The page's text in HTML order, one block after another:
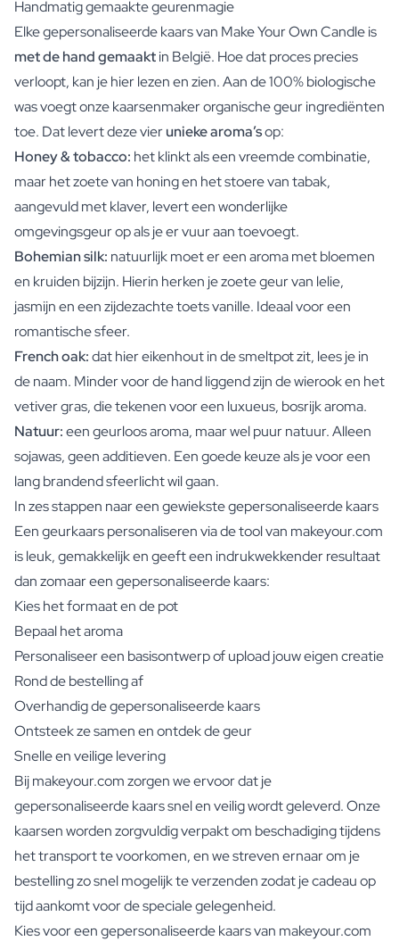
Handmatig gemaakte geurenmagie
Elke gepersonaliseerde kaars van Make Your Own Candle is
met de hand gemaaktin België. Hoe dat proces precies
verloopt, kan je hier lezen en zien. Aan de 100% biologische
was voegt onze kaarsenmaker organische geur ingrediënten
toe. Dat levert deze vierunieke aroma’sop:
Honey & tobacco: het klinkt als een vreemde combinatie,
maar het zoete van honing en het stoere van tabak,
aangevuld met klaver, levert een wonderlijke
omgevingsgeur op als je er vuur aan toevoegt.
Bohemian silk: natuurlijk moet er een aroma met bloemen
en kruiden bijzijn. Hierin herken je zoete geur van lelie,
jasmijn en een zijdezachte toets vanille. Ideaal voor een
romantische sfeer.
French oak:dat hier eikenhout in de smeltpot zit, lees je in
de naam. Minder voor de hand liggend zijn de wierook en het
vetiver gras, die tekenen voor een luxueus, bosrijk aroma.
Natuur:een geurloos aroma, maar wel puur natuur. Alleen
sojawas, geen additieven. Een goede keuze als je voor een
lang brandend sfeerlicht wil gaan.
In zes stappen naar een gewiekste gepersonaliseerde kaars
Een geurkaars personaliseren via de tool van makeyour.com
is leuk, gemakkelijk en geeft een indrukwekkender resultaat
dan zomaar een gepersonaliseerde kaars:
Kies het formaat en de pot
Bepaal het aroma
Personaliseer een basisontwerp of upload jouw eigen creatie
Rond de bestelling af
Overhandig de gepersonaliseerde kaars
Ontsteek ze samen en ontdek de geur
Snelle en veilige levering
Bij makeyour.com zorgen we ervoor dat je
gepersonaliseerde kaars snel en veilig wordt geleverd. Onze
kaarsen worden zorgvuldig verpakt om beschadiging tijdens
het transport te voorkomen, en we streven ernaar om je
bestelling zo snel mogelijk te verzenden zodat je cadeau op
tijd aankomt voor de speciale gelegenheid.
Kies voor een gepersonaliseerde kaars van makeyour.com